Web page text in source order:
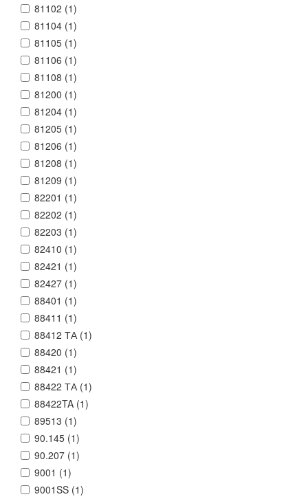
81102 (1)
81104 (1)
81105 (1)
81106 (1)
81108 (1)
81200 (1)
81204 (1)
81205 (1)
81206 (1)
81208 (1)
81209 (1)
82201 (1)
82202 (1)
82203 (1)
82410 (1)
82421 (1)
82427 (1)
88401 (1)
88411 (1)
88412 ТА (1)
88420 (1)
88421 (1)
88422 ТА (1)
88422TA (1)
89513 (1)
90.145 (1)
90.207 (1)
9001 (1)
9001SS (1)